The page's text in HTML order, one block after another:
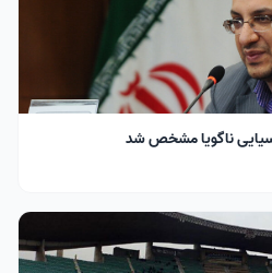
ناگویا مشخص شد